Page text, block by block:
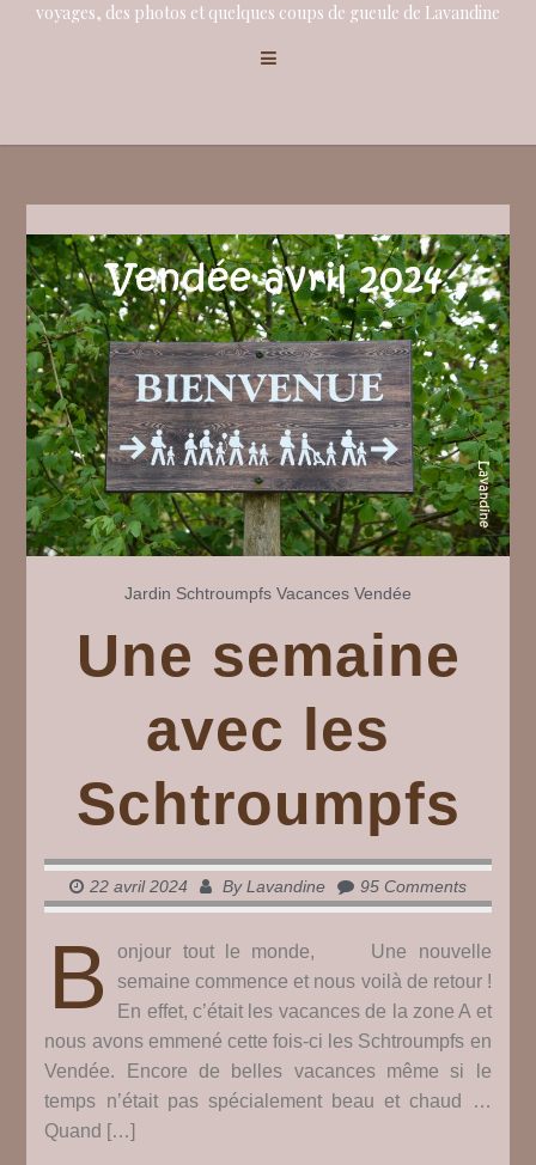
voyages, des photos et quelques coups de gueule de Lavandine
Jardin Schtroumpfs Vacances Vendée
Une semaine
avec les
Schtroumpfs
22 avril 2024 ByLavandine 95 Comments
B
onjour tout le monde, Une nouvelle
semaine commence et nous voilà de retour !
En effet, c’était les vacances de la zone A et
nous avons emmené cette fois-ci les Schtroumpfs en
Vendée. Encore de belles vacances même si le
temps n’était pas spécialement beau et chaud …
Quand […]